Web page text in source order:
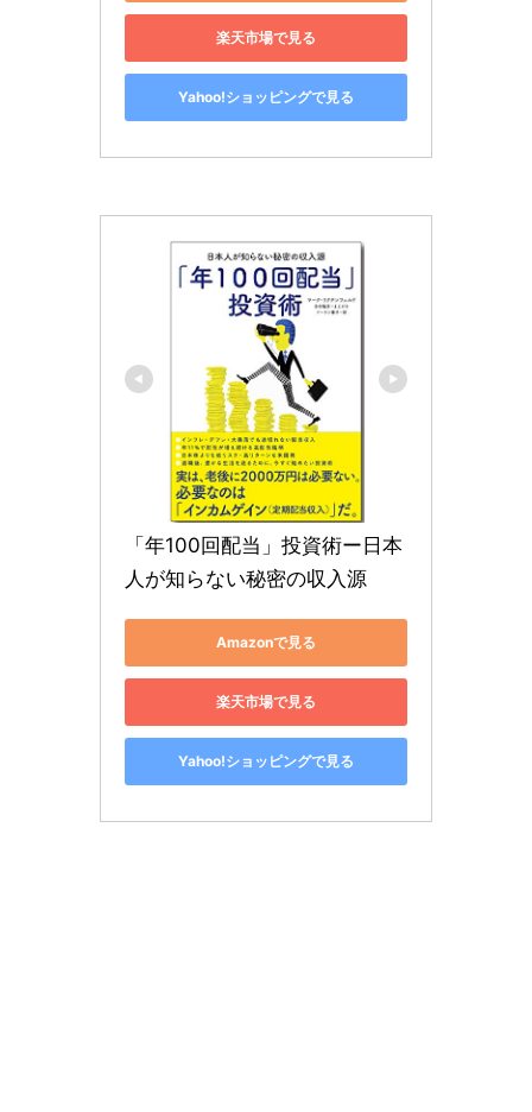
楽天市場で見る
Yahoo!ショッピングで見る
「年100回配当」投資術ー日本
人が知らない秘密の収入源
Amazonで見る
楽天市場で見る
Yahoo!ショッピングで見る